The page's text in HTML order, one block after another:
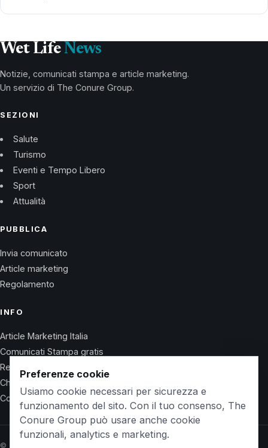
Wet Life News
Notizie, comunicati stampa e article marketing.
Un servizio di The Conure Group.
SEZIONI
Salute
Turismo
Eventi e Tempo Libero
Sport
Attualità
PUBBLICA
Invia comunicato
Article marketing
Regolamento
INFO
Article Marketing Italia
Comunicati Stampa gratis
Regolamento
Chi Siamo
Contatti
© 2026 Wet Life News · The Conure Group
Preferenze cookie
Usiamo cookie necessari per sicurezza e
funzionamento del sito. Con il tuo consenso, The
Conure Group può usare anche cookie
funzionali, analytics e marketing.